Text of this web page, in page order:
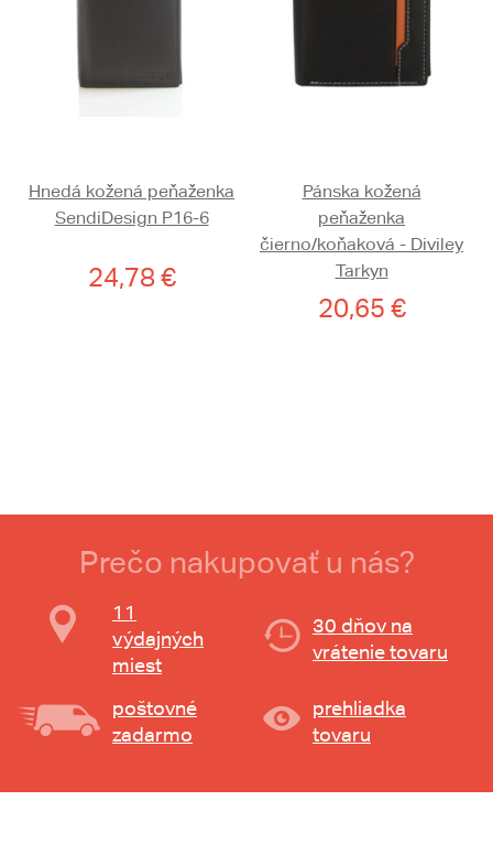
Hnedá kožená peňaženka
SendiDesign P16-6
24,78 €
Pánska kožená
peňaženka
čierno/koňaková - Diviley
Tarkyn
20,65 €
Prečo nakupovať u nás?
11
výdajných
miest
30 dňov na
vrátenie tovaru
poštovné
zadarmo
prehliadka
tovaru